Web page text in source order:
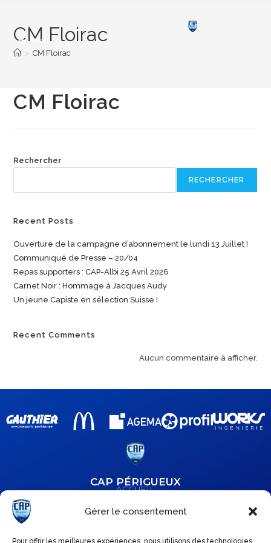
Gérer le consentement
Pour offrir les meilleures expériences, nous utilisons des technologies
Menu
CM Floirac
> CM Floirac
CM Floirac
Rechercher
RECHERCHER
Recent Posts
Ouverture de la campagne d’abonnement le lundi 13 Juillet !
Communiqué de Presse – 20/04
Repas supporters : CAP-Albi 25 Avril 2026
Carnet Noir : Hommage à Jacques Audy
Un jeune Capiste en sélection Suisse !
Recent Comments
Aucun commentaire à afficher.
CAP PÉRIGUEUX
ACCUEIL